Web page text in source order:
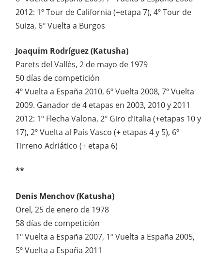
2012: 1º Tour de California (+etapa 7), 4º Tour de
Suiza, 6º Vuelta a Burgos
Joaquim Rodríguez (Katusha)
Parets del Vallès, 2 de mayo de 1979
50 días de competición
4º Vuelta a España 2010, 6º Vuelta 2008, 7º Vuelta
2009. Ganador de 4 etapas en 2003, 2010 y 2011
2012: 1º Flecha Valona, 2º Giro d’Italia (+etapas 10 y
17), 2º Vuelta al País Vasco (+ etapas 4 y 5), 6º
Tirreno Adriático (+ etapa 6)
**
Denis Menchov (Katusha)
Orel, 25 de enero de 1978
58 días de competición
1º Vuelta a España 2007, 1º Vuelta a España 2005,
5º Vuelta a España 2011